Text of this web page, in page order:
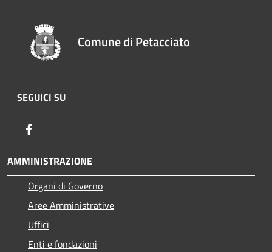
Comune di Petacciato
SEGUICI SU
AMMINISTRAZIONE
Organi di Governo
Aree Amministrative
Uffici
Enti e fondazioni